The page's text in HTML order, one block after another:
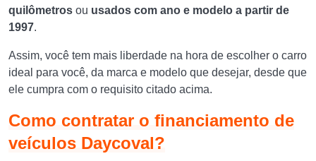
quilômetros ou usados com ano e modelo a partir de
1997.
Assim, você tem mais liberdade na hora de escolher o carro
ideal para você, da marca e modelo que desejar, desde que
ele cumpra com o requisito citado acima.
Como contratar o financiamento de
veículos Daycoval?